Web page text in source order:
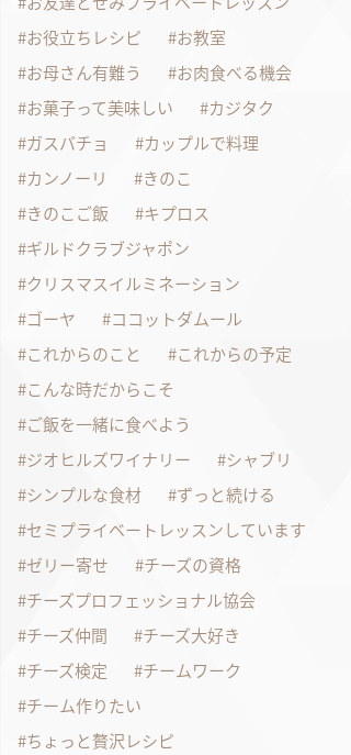
お役立ちレシピ
お教室
お母さん有難う
お肉食べる機会
お菓子って美味しい
カジタク
ガスパチョ
カップルで料理
カンノーリ
きのこ
きのこご飯
キプロス
ギルドクラブジャポン
クリスマスイルミネーション
ゴーヤ
ココットダムール
これからのこと
これからの予定
こんな時だからこそ
ご飯を一緒に食べよう
ジオヒルズワイナリー
シャブリ
シンプルな食材
ずっと続ける
セミプライベートレッスンしています
ゼリー寄せ
チーズの資格
チーズプロフェッショナル協会
チーズ仲間
チーズ大好き
チーズ検定
チームワーク
チーム作りたい
ちょっと贅沢レシピ